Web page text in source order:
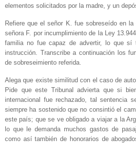
elementos solicitados por la madre, y un
Refiere que el señor K. fue sobreseído en
señora F. por incumplimiento de la Ley
familia no fue capaz de advertir, lo que
instrucción. Transcribe a continuación los
de sobreseimiento referida.
Alega que existe similitud con el caso de
Pide que este Tribunal advierta que si
internacional fue rechazado, tal sentencia
siempre ha sostenido que no consintió el
este país; que se ve obligado a viajar a la
lo que le demanda muchos gastos de
como así también de honorarios de